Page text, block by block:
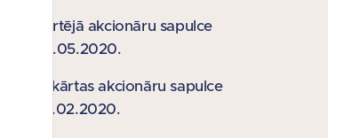
Kārtējā akcionāru sapulce
29.05.2020.
Ārkārtas akcionāru sapulce
27.02.2020.